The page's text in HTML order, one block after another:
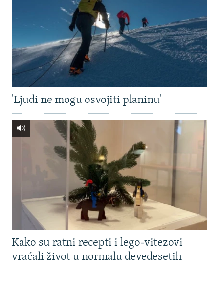
'Ljudi ne mogu osvojiti planinu'
Kako su ratni recepti i lego-vitezovi
vraćali život u normalu devedesetih